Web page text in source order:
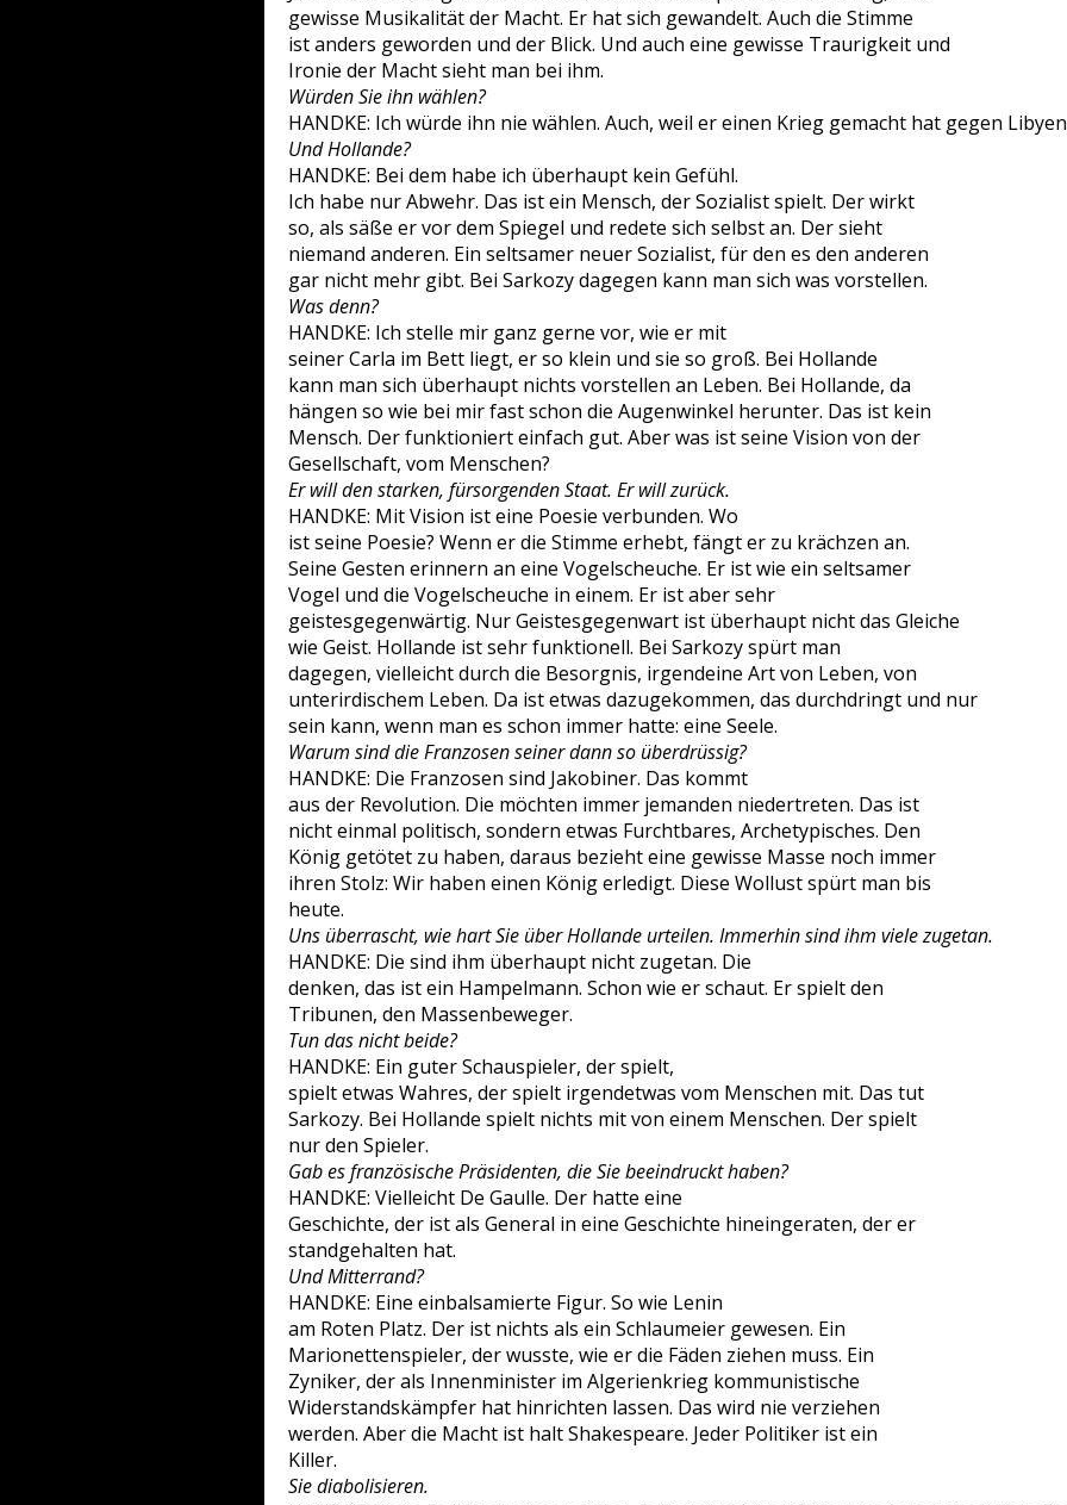
gewisse Musikalität der Macht. Er hat sich gewandelt. Auch die Stimme
ist anders geworden und der Blick. Und auch eine gewisse Traurigkeit und
Ironie der Macht sieht man bei ihm.
Würden Sie ihn wählen?
HANDKE: Ich würde ihn nie wählen. Auch, weil er einen Krieg gemacht hat gegen
Und Hollande?
HANDKE: Bei dem habe ich überhaupt kein Gefühl.
Ich habe nur Abwehr. Das ist ein Mensch, der Sozialist spielt. Der wirkt
so, als säße er vor dem Spiegel und redete sich selbst an. Der sieht
niemand anderen. Ein seltsamer neuer Sozialist, für den es den anderen
gar nicht mehr gibt. Bei Sarkozy dagegen kann man sich was vorstellen.
Was denn?
HANDKE: Ich stelle mir ganz gerne vor, wie er mit
seiner Carla im Bett liegt, er so klein und sie so groß. Bei Hollande
kann man sich überhaupt nichts vorstellen an Leben. Bei Hollande, da
hängen so wie bei mir fast schon die Augenwinkel herunter. Das ist kein
Mensch. Der funktioniert einfach gut. Aber was ist seine Vision von der
Gesellschaft, vom Menschen?
Er will den starken, fürsorgenden Staat. Er will zurück.
HANDKE: Mit Vision ist eine Poesie verbunden. Wo
ist seine Poesie? Wenn er die Stimme erhebt, fängt er zu krächzen an.
Seine Gesten erinnern an eine Vogelscheuche. Er ist wie ein seltsamer
Vogel und die Vogelscheuche in einem. Er ist aber sehr
geistesgegenwärtig. Nur Geistesgegenwart ist überhaupt nicht das Gleiche
wie Geist. Hollande ist sehr funktionell. Bei Sarkozy spürt man
dagegen, vielleicht durch die Besorgnis, irgendeine Art von Leben, von
unterirdischem Leben. Da ist etwas dazugekommen, das durchdringt und nur
sein kann, wenn man es schon immer hatte: eine Seele.
Warum sind die Franzosen seiner dann so überdrüssig?
HANDKE: Die Franzosen sind Jakobiner. Das kommt
aus der Revolution. Die möchten immer jemanden niedertreten. Das ist
nicht einmal politisch, sondern etwas Furchtbares, Archetypisches. Den
König getötet zu haben, daraus bezieht eine gewisse Masse noch immer
ihren Stolz: Wir haben einen König erledigt. Diese Wollust spürt man bis
heute.
Uns überrascht, wie hart Sie über Hollande urteilen. Immerhin sind ihm viele zugetan.
HANDKE: Die sind ihm überhaupt nicht zugetan. Die
denken, das ist ein Hampelmann. Schon wie er schaut. Er spielt den
Tribunen, den Massenbeweger.
Tun das nicht beide?
HANDKE: Ein guter Schauspieler, der spielt,
spielt etwas Wahres, der spielt irgendetwas vom Menschen mit. Das tut
Sarkozy. Bei Hollande spielt nichts mit von einem Menschen. Der spielt
nur den Spieler.
Gab es französische Präsidenten, die Sie beeindruckt haben?
HANDKE: Vielleicht De Gaulle. Der hatte eine
Geschichte, der ist als General in eine Geschichte hineingeraten, der er
standgehalten hat.
Und Mitterrand?
HANDKE: Eine einbalsamierte Figur. So wie Lenin
am Roten Platz. Der ist nichts als ein Schlaumeier gewesen. Ein
Marionettenspieler, der wusste, wie er die Fäden ziehen muss. Ein
Zyniker, der als Innenminister im Algerienkrieg kommunistische
Widerstandskämpfer hat hinrichten lassen. Das wird nie verziehen
werden. Aber die Macht ist halt Shakespeare. Jeder Politiker ist ein
Killer.
Sie diabolisieren.